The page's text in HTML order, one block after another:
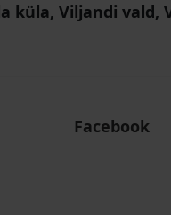
küla, Viljandi vald,
Facebook